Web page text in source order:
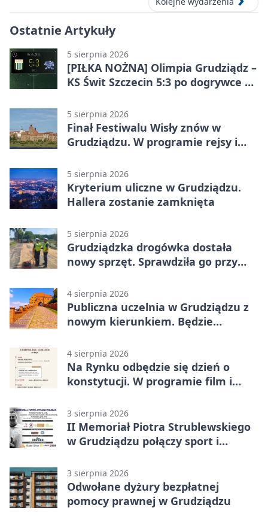
Ostatnie Artykuły
5 sierpnia 2026
[PIŁKA NOŻNA] Olimpia Grudziądz –
KS Świt Szczecin 5:3 po dogrywce w
odwrócili losy meczu
5 sierpnia 2026
Finał Festiwalu Wisły znów w
Grudziądzu. W programie rejsy i
5 sierpnia 2026
Kryterium uliczne w Grudziądzu.
Hallera zostanie zamknięta
5 sierpnia 2026
Grudziądzka drogówka dostała
nowy sprzęt. Sprawdziła go przy
4 sierpnia 2026
Publiczna uczelnia w Grudziądzu z
nowym kierunkiem. Będzie
4 sierpnia 2026
Na Rynku odbędzie się dzień o
konstytucji. W programie film i
3 sierpnia 2026
II Memoriał Piotra Strublewskiego
w Grudziądzu połączy sport i
3 sierpnia 2026
Odwołane dyżury bezpłatnej
pomocy prawnej w Grudziądzu